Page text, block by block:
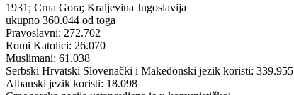
1931; Crna Gora; Kraljevina Jugoslavija
ukupno 360.044 od toga
Pravoslavni: 272.702
Romi Katolici: 26.070
Muslimani: 61.038
Serbski Hrvatski Slovenački i Makedonski jezik koristi: 339.955
Albanski jezik koristi: 18.098